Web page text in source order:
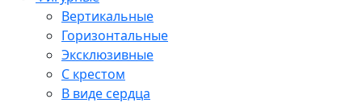
Вертикальные
Горизонтальные
Эксклюзивные
С крестом
В виде сердца